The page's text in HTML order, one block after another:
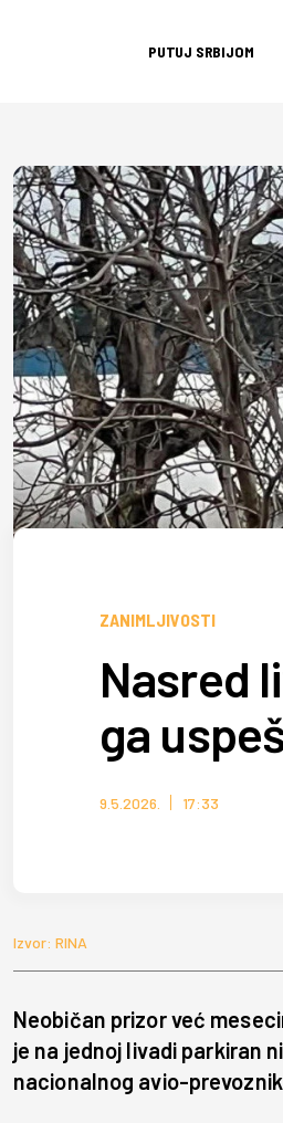
PUTUJ SRBIJOM
ZANIMLJIVOSTI
Nasred
ga
9.5.2026. 17:33
Izvor: RINA
Neobičan prizor već
je na jednoj livadi parkiran
nacionalnog avio-